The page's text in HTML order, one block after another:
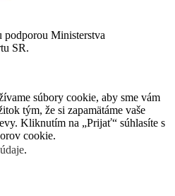
podporou Ministerstva
SR.
súbory cookie, aby sme vám
tým, že si zapamätáme vaše
Kliknutím na „Prijať“ súhlasíte s
cookie.
.